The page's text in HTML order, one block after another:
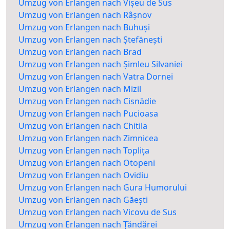
Umzug von Erlangen nach Vișeu de Sus
Umzug von Erlangen nach Râșnov
Umzug von Erlangen nach Buhuși
Umzug von Erlangen nach Ștefănești
Umzug von Erlangen nach Brad
Umzug von Erlangen nach Șimleu Silvaniei
Umzug von Erlangen nach Vatra Dornei
Umzug von Erlangen nach Mizil
Umzug von Erlangen nach Cisnădie
Umzug von Erlangen nach Pucioasa
Umzug von Erlangen nach Chitila
Umzug von Erlangen nach Zimnicea
Umzug von Erlangen nach Toplița
Umzug von Erlangen nach Otopeni
Umzug von Erlangen nach Ovidiu
Umzug von Erlangen nach Gura Humorului
Umzug von Erlangen nach Găești
Umzug von Erlangen nach Vicovu de Sus
Umzug von Erlangen nach Țăndărei